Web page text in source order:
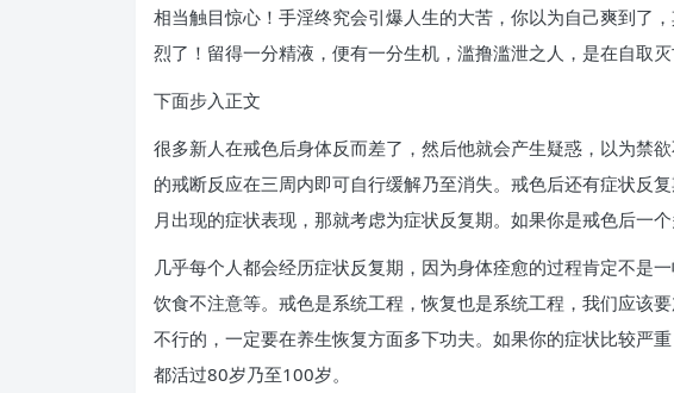
相当触目惊心！手淫终究会引爆人生的大苦，你以为自己爽到了
烈了！留得一分精液，便有一分生机，滥撸滥泄之人，是在自取灭
下面步入正文
很多新人在戒色后身体反而差了，然后他就会产生疑惑，以为禁
的戒断反应在三周内即可自行缓解乃至消失。戒色后还有症状反
月出现的症状表现，那就考虑为症状反复期。如果你是戒色后一
几乎每个人都会经历症状反复期，因为身体痊愈的过程肯定不是
饮食不注意等。戒色是系统工程，恢复也是系统工程，我们应该
不行的，一定要在养生恢复方面多下功夫。如果你的症状比较严
都活过80岁乃至100岁。